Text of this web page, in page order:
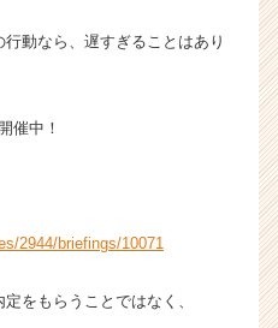
動なら、遅すぎることはあり
催中！
2944/briefings/10071
をもらうことではなく、